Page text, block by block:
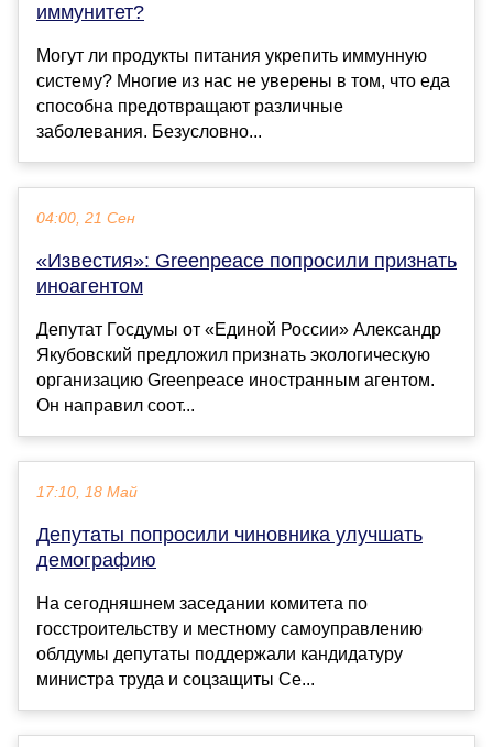
иммунитет?
Могут ли продукты питания укрепить иммунную
систему? Многие из нас не уверены в том, что еда
способна предотвращают различные
заболевания. Безусловно...
04:00, 21 Сен
«Известия»: Greenpeace попросили признать
иноагентом
Депутат Госдумы от «Единой России» Александр
Якубовский предложил признать экологическую
организацию Greenpeace иностранным агентом.
Он направил соот...
17:10, 18 Май
Депутаты попросили чиновника улучшать
демографию
На сегодняшнем заседании комитета по
госстроительству и местному самоуправлению
облдумы депутаты поддержали кандидатуру
министра труда и соцзащиты Се...